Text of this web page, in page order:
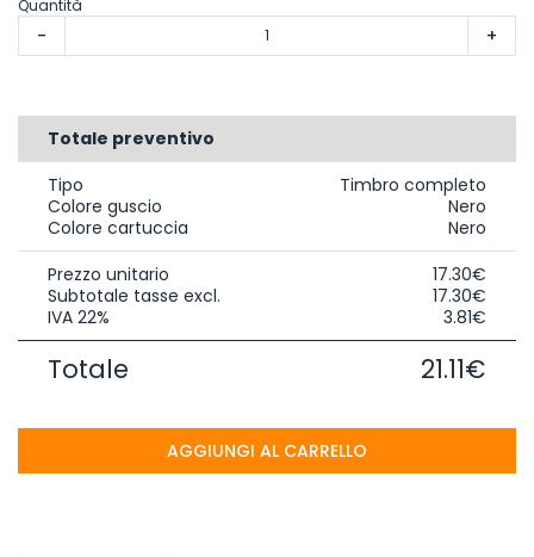
Quantità
- +
Totale preventivo
Tipo
Timbro completo
Colore guscio
Nero
Colore cartuccia
Nero
Prezzo unitario
17.30€
Subtotale tasse excl.
17.30€
IVA 22%
3.81€
Totale 21.11€
AGGIUNGI AL CARRELLO